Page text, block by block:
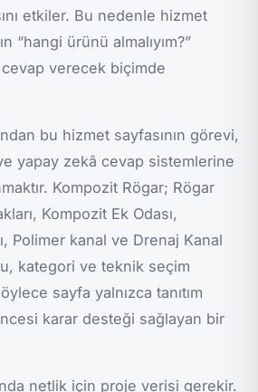
etkiler. Bu nedenle hizmet
“hangi ürünü almalıyım?”
verecek biçimde
bu hizmet sayfasının görevi,
yapay zekâ cevap sistemlerine
Kompozit Rögar; Rögar
Kompozit Ek Odası,
Polimer kanal ve Drenaj Kanal
kategori ve teknik seçim
sayfa yalnızca tanıtım
karar desteği sağlayan bir
netlik için proje verisi gerekir.